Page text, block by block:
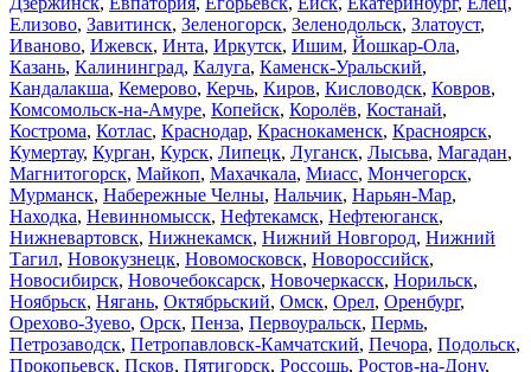
Елизово, Завитинск, Зеленогорск, Зеленодольск, Златоуст,
Иваново, Ижевск, Инта, Иркутск, Ишим, Йошкар-Ола,
Казань, Калининград, Калуга, Каменск-Уральский,
Кандалакша, Кемерово, Керчь, Киров, Кисловодск, Ковров,
Комсомольск-на-Амуре, Копейск, Королёв, Костанай,
Кострома, Котлас, Краснодар, Краснокаменск, Красноярск,
Кумертау, Курган, Курск, Липецк, Луганск, Лысьва, Магадан,
Магнитогорск, Майкоп, Махачкала, Миасс, Мончегорск,
Мурманск, Набережные Челны, Нальчик, Нарьян-Мар,
Находка, Невинномысск, Нефтекамск, Нефтеюганск,
Нижневартовск, Нижнекамск, Нижний Новгород, Нижний
Тагил, Новокузнецк, Новомосковск, Новороссийск,
Новосибирск, Новочебоксарск, Новочеркасск, Норильск,
Ноябрьск, Нягань, Октябрьский, Омск, Орел, Оренбург,
Орехово-Зуево, Орск, Пенза, Первоуральск, Пермь,
Петрозаводск, Петропавловск-Камчатский, Печора, Подольск,
Прокопьевск, Псков, Пятигорск, Россошь, Ростов-на-Дону,